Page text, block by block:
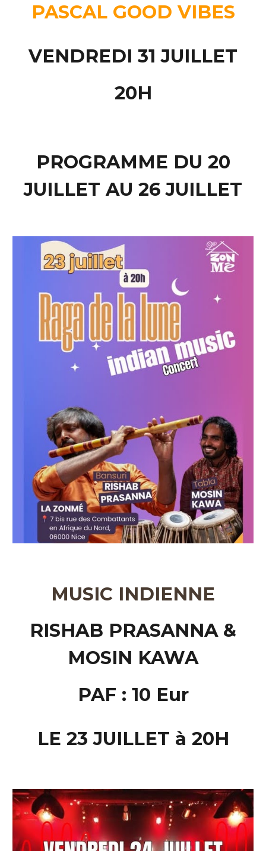
PASCAL GOOD VIBES
VENDREDI 31 JUILLET
20H
PROGRAMME DU 20
JUILLET AU 26 JUILLET
MUSIC INDIENNE
RISHAB PRASANNA &
MOSIN KAWA
PAF : 10 Eur
LE 23 JUILLET à 20H